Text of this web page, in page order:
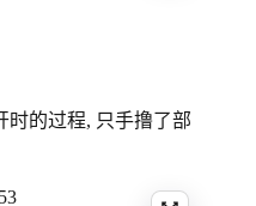
时的过程, 只手撸了部